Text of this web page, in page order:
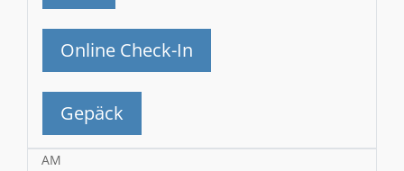
Online Check-In
Gepäck
AM